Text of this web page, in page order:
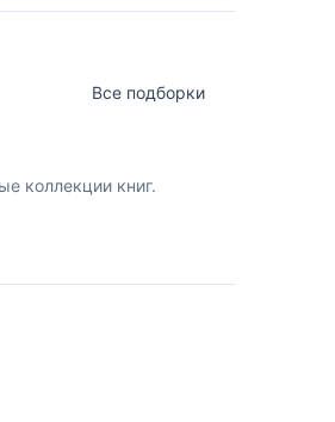
Все подборки
коллекции книг.